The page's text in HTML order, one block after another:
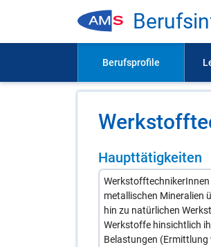
Haupttätigkeiten
metallischen Mineralien
hin zu natürlichen
Werkstoffe hinsichtlich
Belastungen (Ermittlung